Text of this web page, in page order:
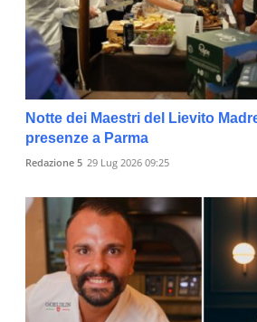
Notte dei Maestri del Lievito
presenze a Parma
Redazione 5 29 Lug 2026 09:25